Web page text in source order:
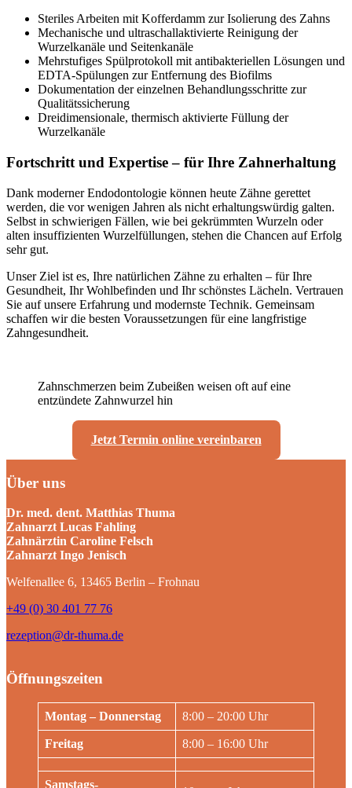
Steriles Arbeiten mit Kofferdamm zur Isolierung des Zahns
Mechanische und ultraschallaktivierte Reinigung der
Wurzelkanäle und Seitenkanäle
Mehrstufiges Spülprotokoll mit antibakteriellen Lösungen und
EDTA-Spülungen zur Entfernung des Biofilms
Dokumentation der einzelnen Behandlungsschritte zur
Qualitätssicherung
Dreidimensionale, thermisch aktivierte Füllung der
Wurzelkanäle
Fortschritt und Expertise – für Ihre Zahnerhaltung
Dank moderner Endodontologie können heute Zähne gerettet
werden, die vor wenigen Jahren als nicht erhaltungswürdig galten.
Selbst in schwierigen Fällen, wie bei gekrümmten Wurzeln oder
alten insuffizienten Wurzelfüllungen, stehen die Chancen auf Erfolg
sehr gut.
Unser Ziel ist es, Ihre natürlichen Zähne zu erhalten – für Ihre
Gesundheit, Ihr Wohlbefinden und Ihr schönstes Lächeln. Vertrauen
Sie auf unsere Erfahrung und modernste Technik. Gemeinsam
schaffen wir die besten Voraussetzungen für eine langfristige
Zahngesundheit.
Zahnschmerzen beim Zubeißen weisen oft auf eine
entzündete Zahnwurzel hin
Jetzt Termin online vereinbaren
Über uns
Dr. med. dent. Matthias Thuma
Zahnarzt Lucas Fahling
Zahnärztin Caroline Felsch
Zahnarzt Ingo Jenisch
Welfenallee 6, 13465 Berlin – Frohnau
+49 (0) 30 401 77 76
rezeption@dr-thuma.de
Öffnungszeiten
Montag – Donnerstag 8:00 – 20:00 Uhr
Freitag 8:00 – 16:00 Uhr
Samstags-